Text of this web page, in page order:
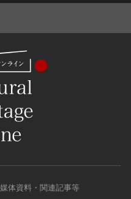
媒体資料・関連記事等